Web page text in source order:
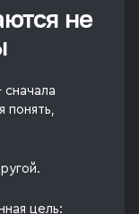
не
понять,
цель: